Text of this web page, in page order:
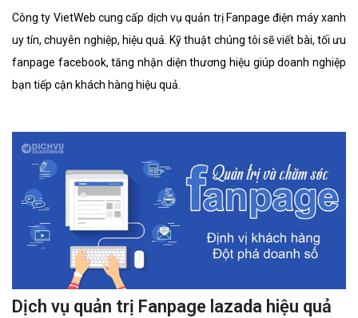
Công ty VietWeb cung cấp dịch vụ quản trị Fanpage điện máy xanh
uy tín, chuyên nghiệp, hiệu quả. Kỹ thuật chúng tôi sẽ viết bài, tối ưu
fanpage facebook, tăng nhận diện thương hiệu giúp doanh nghiệp
bạn tiếp cận khách hàng hiệu quả.
Dịch vụ quản trị Fanpage lazada hiệu quả